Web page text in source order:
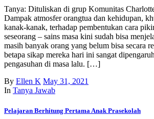
Tanya: Dituliskan di grup Komunitas
Dampak atmosfer orangtua dan kehidupan,
kanak-kanak, terhadap pembentukan cara
seseorang – sains masa kini sudah bisa
masih banyak orang yang belum bisa secara
betapa sikap mereka hari ini sangat
pengasuhan di masa lalu. […]
By Ellen K May 31, 2021
In Tanya Jawab
Pelajaran Berhitung Pertama Anak Prasekolah